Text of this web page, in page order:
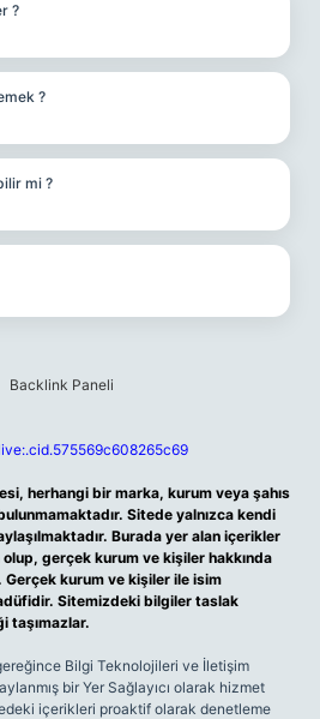
?
?
mi ?
herhangi bir marka, kurum veya şahıs
Sitede yalnızca kendi
Burada yer alan içerikler
gerçek kurum ve kişiler hakkında
Gerçek kurum ve kişiler ile isim
Sitemizdeki bilgiler taslak
taşımazlar.
Bilgi Teknolojileri ve İletişim
bir Yer Sağlayıcı olarak hizmet
içerikleri proaktif olarak denetleme